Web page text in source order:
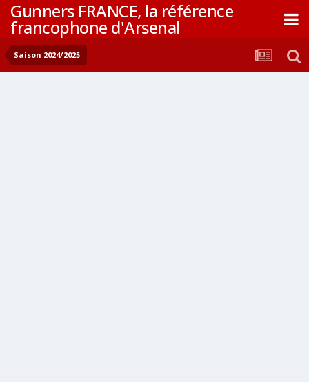
Gunners FRANCE, la référence
francophone d'Arsenal
Saison 2024/2025